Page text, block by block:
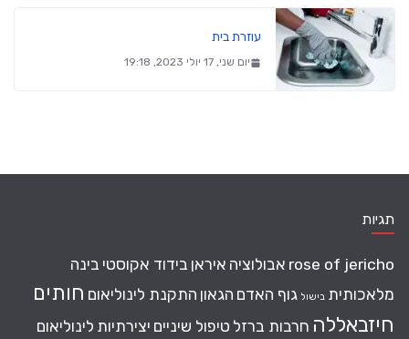
עוזרת בית
יום שני, 17 יולי 2023, 19:18
תגיות
rose of jericho אבולוציה איראן בידוד אקוסטי בינה
מלאכותית בישול גוף האדם הגאון התקנת לינוליאום חותים
חיזבאללה חרבות ברזל טיפול שיניים יצירתיות לינוליאום